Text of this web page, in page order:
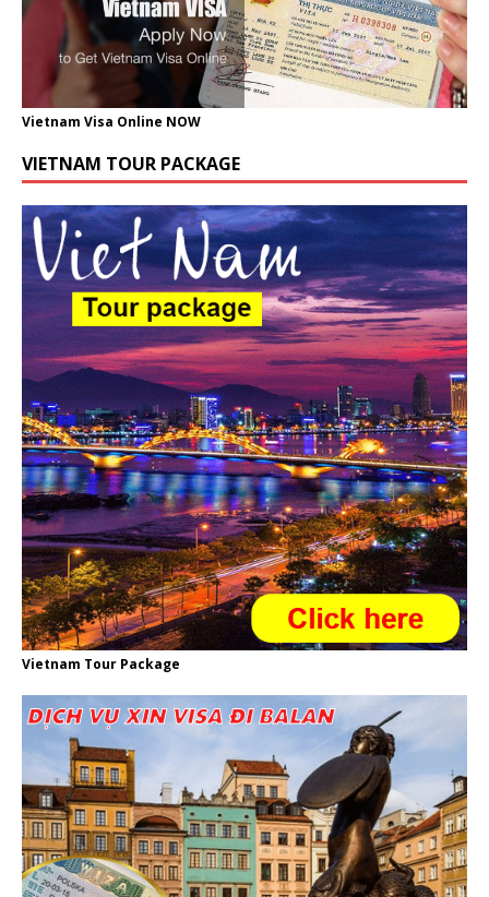
Vietnam Visa Online NOW
VIETNAM TOUR PACKAGE
Vietnam Tour Package